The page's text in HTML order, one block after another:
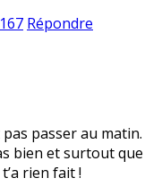
Répondre
passer au matin.
bien et surtout que
rien fait !